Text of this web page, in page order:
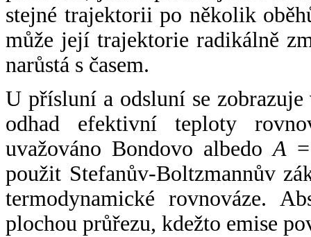
stejné trajektorii po několik
může její trajektorie radikálně
narůstá s časem.
U přísluní a odsluní se
odhad efektivní teploty
uvažováno Bondovo albedoA
použit Stefanův-Boltzmannův
termodynamické rovnováze.
plochou průřezu, kdežto emise